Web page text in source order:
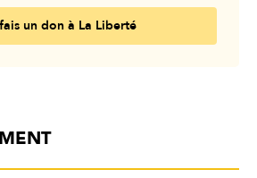
un don à La Liberté